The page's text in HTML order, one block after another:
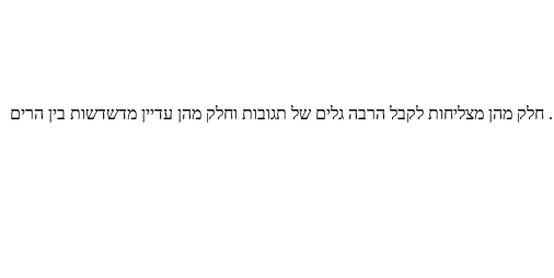
חלק מהן מצליחות לקבל הרבה גלים של תגובות וחלק מהן עדיין מדשדשות בין הרים